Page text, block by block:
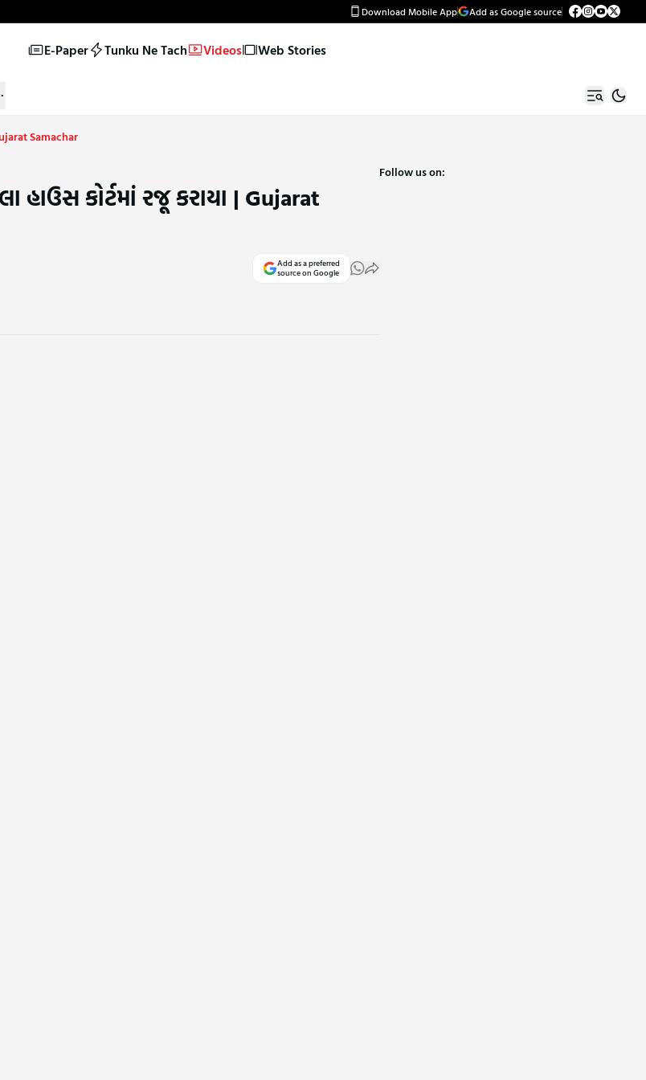
Download Mobile App Add as Google source
E-Paper Tunku Ne Tach Videos Web Stories
Samachar
કોર્ટમાં રજૂ કરાયા | Gujarat
Add as a preferred
source on Google
Follow us on: